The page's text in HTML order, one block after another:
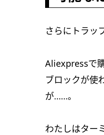
さらにトラッ
Aliexpressで
ブロックが使
が……。
わたしはター